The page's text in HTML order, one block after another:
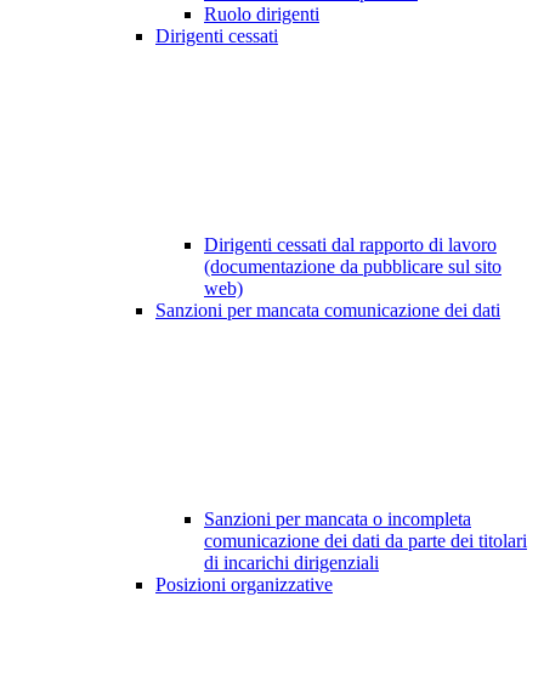
Ruolo dirigenti
Dirigenti cessati
Dirigenti cessati dal rapporto di lavoro
(documentazione da pubblicare sul sito
web)
Sanzioni per mancata comunicazione dei dati
Sanzioni per mancata o incompleta
comunicazione dei dati da parte dei titolari
di incarichi dirigenziali
Posizioni organizzative